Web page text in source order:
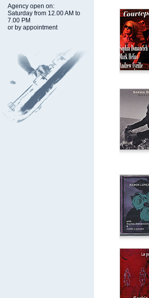
Agency open on:
Saturday from 12.00 AM to
7.00 PM
or by appointment